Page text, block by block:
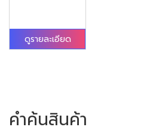
ดูรายละเอียด
คำค้นสินค้า